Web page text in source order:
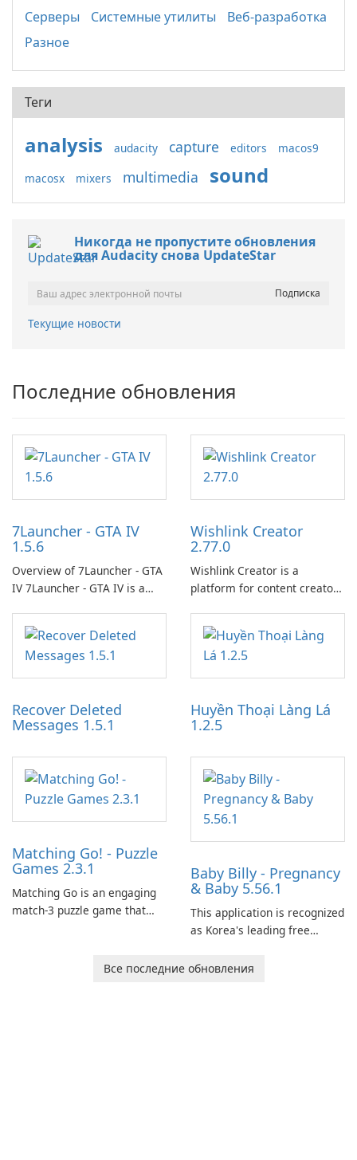
Серверы
Системные утилиты
Веб-разработка
Разное
Теги
analysis audacity capture editors
macos9
macosx
mixers multimedia sound
Никогда не пропустите обновления
для Audacity снова UpdateStar
Текущие новости
Последние обновления
7Launcher - GTA IV
1.5.6
Overview of 7Launcher - GTA
IV 7Launcher - GTA IV is a
application designed to
optimize the gaming
experience for Grand Theft
Auto IV.
Wishlink Creator
2.77.0
Wishlink Creator is a
platform for content creators
work through built-in brand
partnerships and integrated
tools for content distribution
and audience engagement.
Recover Deleted
Messages 1.5.1
Huyền Thoại Làng Lá
1.2.5
Matching Go! - Puzzle
Games 2.3.1
Matching Go is an engaging
match-3 puzzle game that
Ollie, on an adventurous
Baby Billy - Pregnancy
& Baby 5.56.1
This application is recognized
as Korea's leading free
baby tracking, offering
Все последние обновления